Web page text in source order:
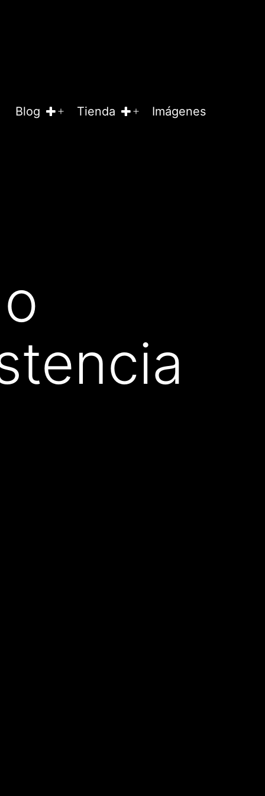
Blog
Abrir
Tienda
Abrir
Imágenes